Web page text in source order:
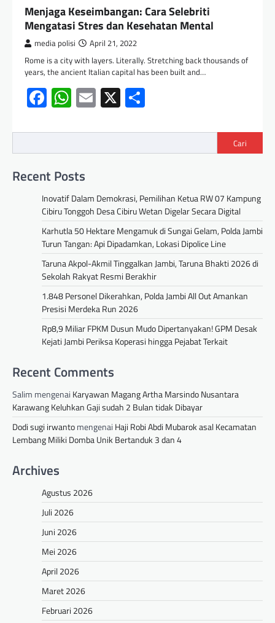
Menjaga Keseimbangan: Cara Selebriti
Mengatasi Stres dan Kesehatan Mental
media polisi April 21, 2022
Rome is a city with layers. Literally. Stretching back thousands of
years, the ancient Italian capital has been built and…
Facebook
WhatsApp
Email
X
Cari
Recent Posts
Inovatif Dalam Demokrasi, Pemilihan Ketua RW 07 Kampung
Cibiru Tonggoh Desa Cibiru Wetan Digelar Secara Digital
Karhutla 50 Hektare Mengamuk di Sungai Gelam, Polda Jambi
Turun Tangan: Api Dipadamkan, Lokasi Dipolice Line
Taruna Akpol-Akmil Tinggalkan Jambi, Taruna Bhakti 2026 di
Sekolah Rakyat Resmi Berakhir
1.848 Personel Dikerahkan, Polda Jambi All Out Amankan
Presisi Merdeka Run 2026
Rp8,9 Miliar FPKM Dusun Mudo Dipertanyakan! GPM Desak
Kejati Jambi Periksa Koperasi hingga Pejabat Terkait
Recent Comments
Salim mengenai Karyawan Magang Artha Marsindo Nusantara
Karawang Keluhkan Gaji sudah 2 Bulan tidak Dibayar
Dodi sugi irwantomengenai Haji Robi Abdi Mubarok asal Kecamatan
Lembang Miliki Domba Unik Bertanduk 3 dan 4
Archives
Agustus 2026
Juli 2026
Juni 2026
Mei 2026
April 2026
Maret 2026
Februari 2026